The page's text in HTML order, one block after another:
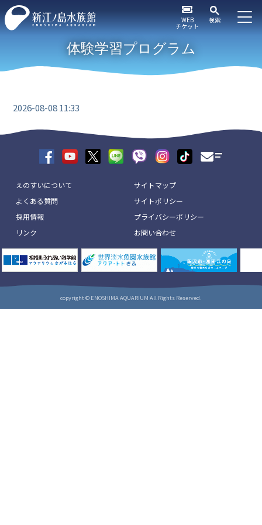
WEB
チケット
検索
体験学習プログラム
2026-08-08 11:33
えのすいについて
よくある質問
採用情報
リンク
サイトマップ
サイトポリシー
プライバシーポリシー
お問い合わせ
copyright © ENOSHIMA AQUARIUM All Rights Reserved.